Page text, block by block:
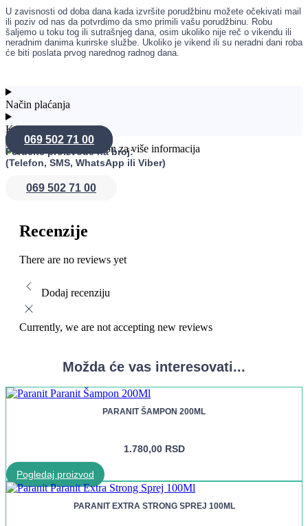
U zavisnosti od doba dana kada izvršite porudžbinu možete očekivati mail
ili poziv od nas da potvrdimo da smo primili vašu porudžbinu. Robu
šaljemo u toku tog ili sutrašnjeg dana, osim ukoliko nije reč o vikendu ili
neradnim danima kurirske službe. Ukoliko je vikend ili su neradni dani roba
će biti poslata prvog narednog radnog dana.
Način plaćanja
Konsultacije
069 502 71 00
Poručite proizvode na broj:
(Telefon, SMS, WhatsApp ili Viber)
069 502 71 00
Recenzije
There are no reviews yet
Dodaj recenziju
Currently, we are not accepting new reviews
Možda će vas interesovati...
PARANIT ŠAMPON 200ML
1.780,00 RSD
Pogledaj proizvod
PARANIT EXTRA STRONG SPREJ 100ML